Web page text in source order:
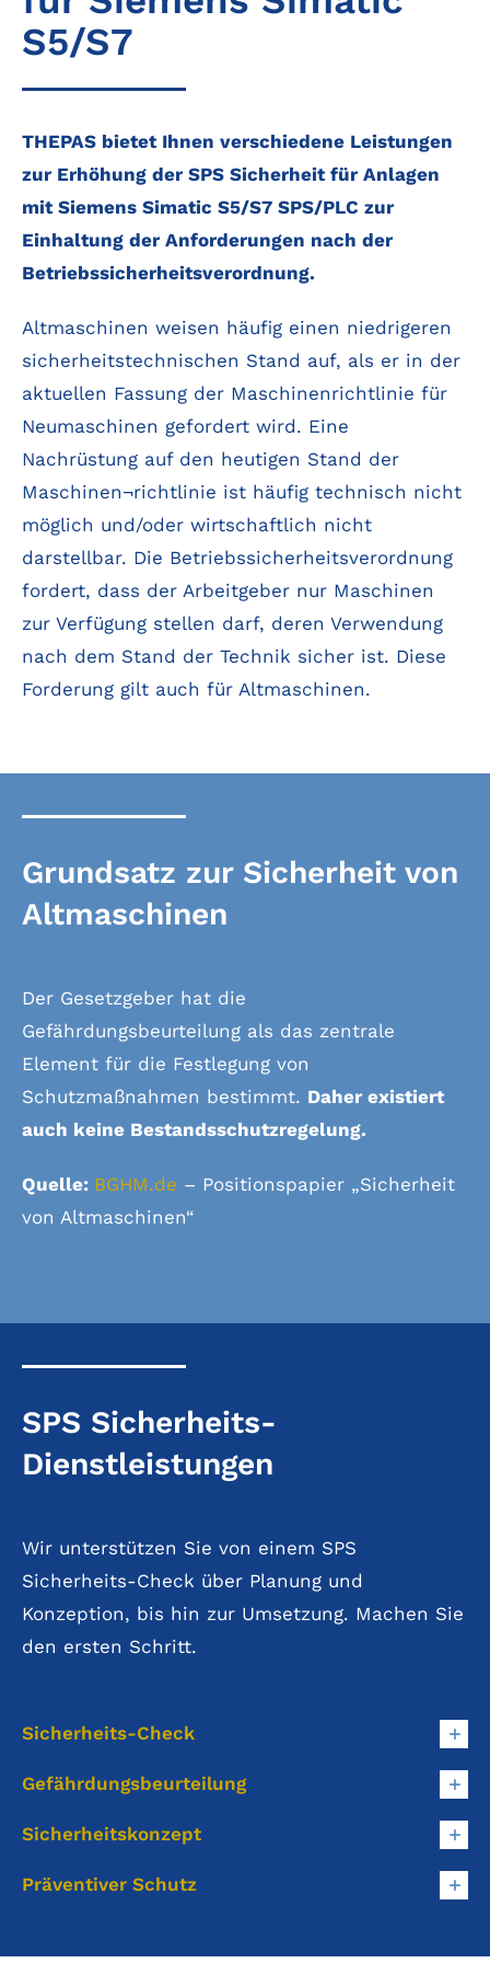
S5/S7
THEPAS bietet Ihnen verschiedene Leistungen
zur Erhöhung der SPS Sicherheit für Anlagen
mit Siemens Simatic S5/S7 SPS/PLC zur
Einhaltung der Anforderungen nach der
Betriebssicherheitsverordnung.
Altmaschinen weisen häufig einen niedrigeren
sicherheitstechnischen Stand auf, als er in der
aktuellen Fassung der Maschinenrichtlinie für
Neumaschinen gefordert wird. Eine
Nachrüstung auf den heutigen Stand der
Maschinen¬richtlinie ist häufig technisch nicht
möglich und/oder wirtschaftlich nicht
darstellbar. Die Betriebssicherheitsverordnung
fordert, dass der Arbeitgeber nur Maschinen
zur Verfügung stellen darf, deren Verwendung
nach dem Stand der Technik sicher ist. Diese
Forderung gilt auch für Altmaschinen.
Grundsatz zur Sicherheit von
Altmaschinen
Der Gesetzgeber hat die
Gefährdungsbeurteilung als das zentrale
Element für die Festlegung von
Schutzmaßnahmen bestimmt. Daher existiert
auch keine Bestandsschutzregelung.
Quelle: BGHM.de – Positionspapier „Sicherheit
von Altmaschinen“
SPS Sicherheits-
Dienstleistungen
Wir unterstützen Sie von einem SPS
Sicherheits-Check über Planung und
Konzeption, bis hin zur Umsetzung. Machen Sie
den ersten Schritt.
Sicherheits-Check
Gefährdungsbeurteilung
Sicherheitskonzept
Präventiver Schutz